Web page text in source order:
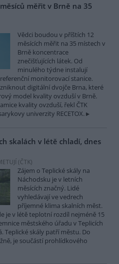
měřit v Brně na 35
Vědci boudou v příštích 12
měsících měřit na 35 místech v
Brně koncentrace
znečišťujících látek. Od
minulého týdne instalují
monitorovací stanice.
digitální dvojče Brna, které
model kvality ovzduší v Brně.
kvality ovzduší, řekl ČTK
univerzity RECETOX.
skalách v létě chladí, dnes
(ČTK)
Zájem o Teplické skály na
Náchodsku je v letních
měsících značný. Lidé
vyhledávají ve vedrech
příjemné klima skalních měst.
je v létě teplotní rozdíl nejméně 15
městského úřadu v Teplicích
Teplické skály patří městu. Do
je součástí prohlídkového